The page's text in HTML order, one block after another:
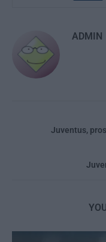
ADMIN
Juventus,